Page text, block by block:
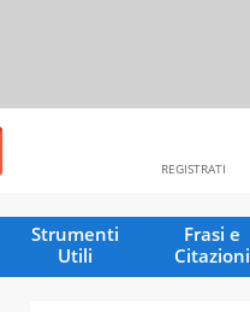
REGISTRATI
Strumenti
Utili
Frasi e
Citazioni